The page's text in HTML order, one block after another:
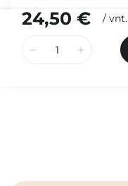
24,50 € / vnt.